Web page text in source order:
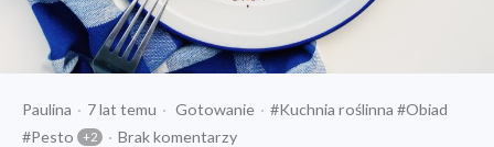
Opublikowany
przez
Paulina 7 lat temu
Opublikowany
w
Gotowanie Tagi:
Kuchnia roślinna
Obiad
Pesto
Brak komentarzy